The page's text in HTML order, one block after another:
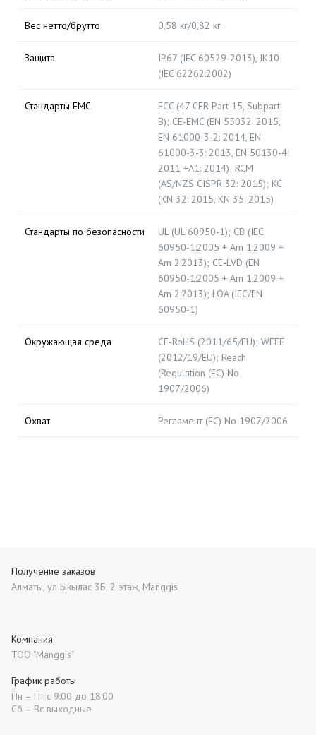
Вес нетто/брутто 0,58 кг/0,82 кг
Защита
IP67 (IEC 60529-2013), IK10
(IEC 62262:2002)
Стандарты EMC
FCC (47 CFR Part 15, Subpart
B); CE-EMC (EN 55032: 2015,
EN 61000-3-2: 2014, EN
61000-3-3: 2013, EN 50130-4:
2011 +A1: 2014); RCM
(AS/NZS CISPR 32: 2015); KC
(KN 32: 2015, KN 35: 2015)
Стандарты по безопасности
UL (UL 60950-1); CB (IEC
60950-1:2005 + Am 1:2009 +
Am 2:2013); CE-LVD (EN
60950-1:2005 + Am 1:2009 +
Am 2:2013); LOA (IEC/EN
60950-1)
Окружающая среда
CE-RoHS (2011/65/EU); WEEE
(2012/19/EU); Reach
(Regulation (EC) No
1907/2006)
Охват Регламент (ЕС) No 1907/2006
Получение заказов
Алматы, ул Ыкылас 3Б, 2 этаж, Manggis
Компания
ТОО "Manggis"
График работы
Пн – Пт с 9:00 до 18:00
Сб – Вс выходные